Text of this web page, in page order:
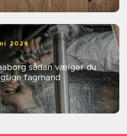
2026
vælger du
fagmand